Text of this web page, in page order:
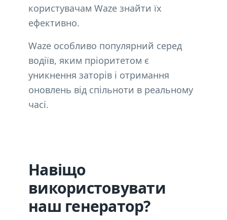
користувачам Waze знайти їх
ефективно.
Waze особливо популярний серед
водіїв, яким пріоритетом є
уникнення заторів і отримання
оновлень від спільноти в реальному
часі.
Навіщо
використовувати
наш генератор?